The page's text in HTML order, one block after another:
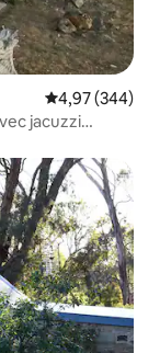
Évaluation
4,97 (344)
jacuzzi